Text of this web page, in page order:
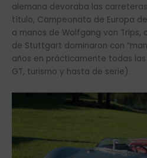
alemana devoraba las
título, Campeonato de Europa
a manos de Wolfgang von Trips,
de Stuttgart dominaron con
años en prácticamente todas
GT, turismo y hasta de serie).